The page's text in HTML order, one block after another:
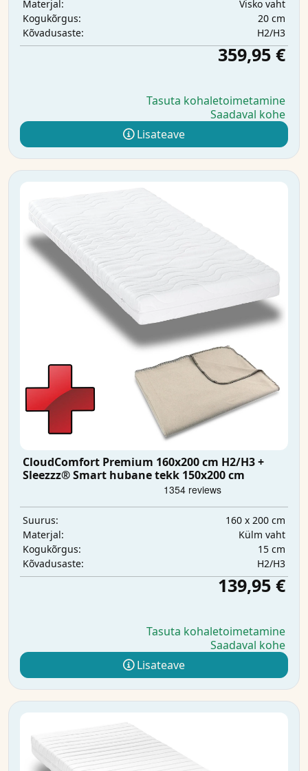
Materjal:
Visko vaht
Kogukõrgus:
20 cm
Kõvadusaste:
H2/H3
359,95 €
Tasuta kohaletoimetamine
Saadaval kohe
Lisateave
CloudComfort Premium 160x200 cm H2/H3 +
Sleezzz® Smart hubane tekk 150x200 cm
Suurus:
160 x 200 cm
Materjal:
Külm vaht
Kogukõrgus:
15 cm
Kõvadusaste:
H2/H3
139,95 €
Tasuta kohaletoimetamine
Saadaval kohe
Lisateave